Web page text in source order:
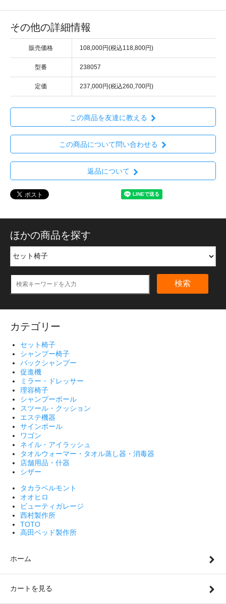
その他の詳細情報
販売価格 108,000円(税込118,800円)
型番 238057
定価 237,000円(税込260,700円)
この商品を友達に教える
この商品について問い合わせる
返品について
ほかの商品を探す
検索
カテゴリー
セット椅子
シャンプー椅子
バックシャンプー
促進機
ミラー・ドレッサー
理容椅子
シャンプーボール
スツール・クッション
エステ機器
サインポール
ワゴン
ネイル・アイラッシュ
タオルウォーマー・タオル蒸し器・消毒器
店舗用品・什器
シザー
タカラベルモント
オオヒロ
ビューティガレージ
西村製作所
TOTO
高田ベッド製作所
ホーム
カートを見る